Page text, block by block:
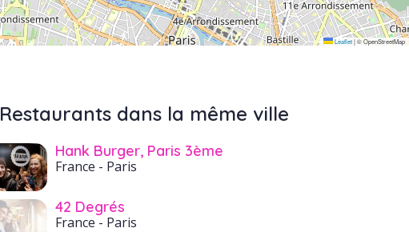
Leaflet|© OpenStreetMap
Restaurants dans la même ville
Hank Burger, Paris 3ème
France - Paris
42 Degrés
France - Paris